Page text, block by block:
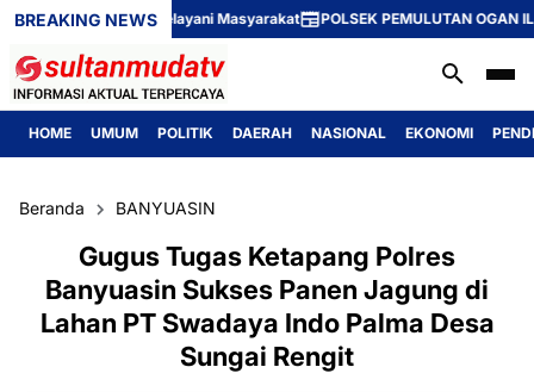
BREAKING NEWS
Tinggi dalam Melayani Masyarakat POLSEK PEMULUTAN OGAN ILIR
HOME UMUM POLITIK DAERAH NASIONAL EKONOMI
Beranda BANYUASIN
Gugus Tugas Ketapang Polres
Banyuasin Sukses Panen Jagung di
Lahan PT Swadaya Indo Palma Desa
Sungai Rengit